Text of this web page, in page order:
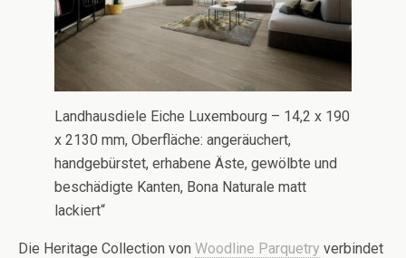
Landhausdiele Eiche Luxembourg – 14,2 x 190
x 2130 mm, Oberfläche: angeräuchert,
handgebürstet, erhabene Äste, gewölbte und
beschädigte Kanten, Bona Naturale matt
lackiert“
Die Heritage Collection von Woodline Parquetry verbindet